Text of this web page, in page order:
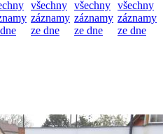
všechny
záznamy
ze dne
všechny
záznamy
ze dne
všechny
záznamy
ze dne